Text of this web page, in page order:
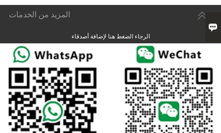
المزيد من الخدمات
الرجاء الضغط هنا لإضافة أصدقاء
